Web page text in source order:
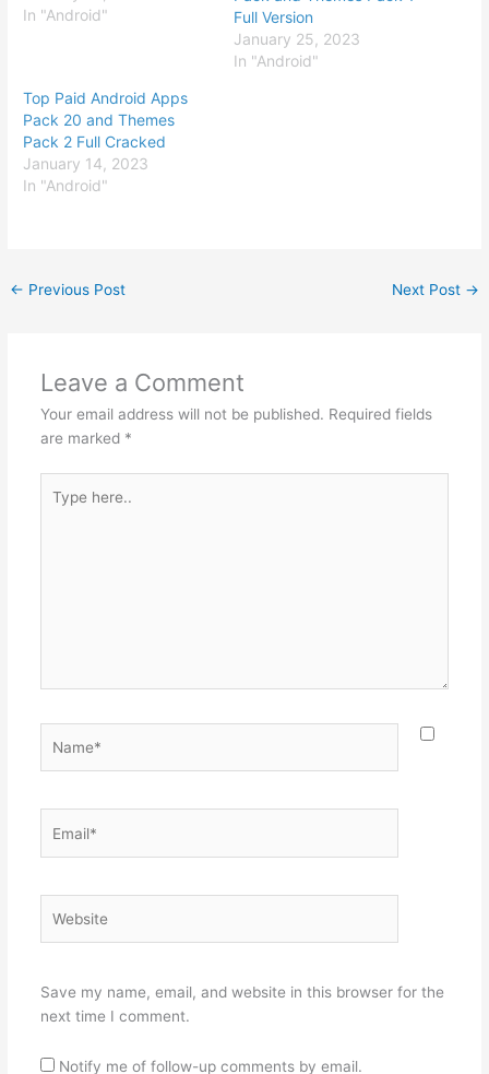
In "Android"
Full Version
January 25, 2023
In "Android"
Top Paid Android Apps
Pack 20 and Themes
Pack 2 Full Cracked
January 14, 2023
In "Android"
← Previous Post Next Post →
Leave a Comment
Your email address will not be published. Required fields
are marked *
here..
Save my name, email, and website in this browser for the
next time I comment.
Notify me of follow-up comments by email.